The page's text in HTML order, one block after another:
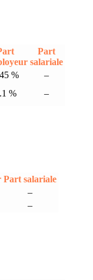
Part
salariale
%
–
% –
Part salariale
–
–